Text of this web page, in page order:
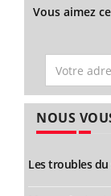
Vous aimez
NOUS
Les troubles